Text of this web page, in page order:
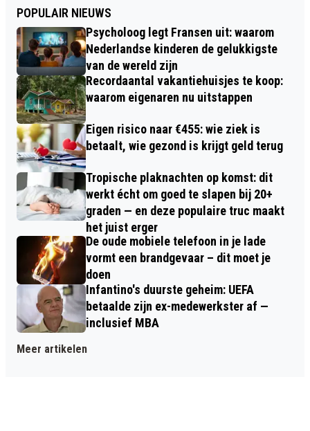
POPULAIR NIEUWS
Psycholoog legt Fransen uit: waarom
Nederlandse kinderen de gelukkigste
van de wereld zijn
Recordaantal vakantiehuisjes te koop:
waarom eigenaren nu uitstappen
Eigen risico naar €455: wie ziek is
betaalt, wie gezond is krijgt geld terug
Tropische plaknachten op komst: dit
werkt écht om goed te slapen bij 20+
graden — en deze populaire truc maakt
het juist erger
De oude mobiele telefoon in je lade
vormt een brandgevaar – dit moet je
doen
Infantino's duurste geheim: UEFA
betaalde zijn ex-medewerkster af —
inclusief MBA
Meer artikelen